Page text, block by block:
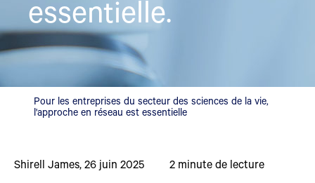
essentielle.
Pour les entreprises du secteur des sciences de la vie,
l'approche en réseau est essentielle
Shirell James,26 juin 2025 2 minute de lecture